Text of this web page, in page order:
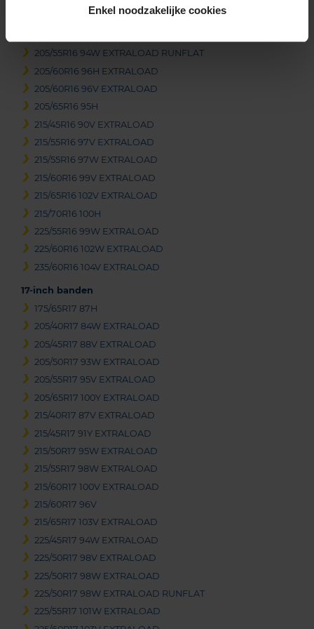
Enkel noodzakelijke cookies
205/55R16 94H EXTRALOAD
205/55R16 94W EXTRALOAD RUNFLAT
205/60R16 96H EXTRALOAD
205/60R16 96V EXTRALOAD
205/65R16 95H
215/45R16 90V EXTRALOAD
215/55R16 97V EXTRALOAD
215/55R16 97W EXTRALOAD
215/60R16 99V EXTRALOAD
215/65R16 102V EXTRALOAD
215/70R16 100H
225/55R16 99W EXTRALOAD
225/60R16 102W EXTRALOAD
235/60R16 104V EXTRALOAD
17-inch banden
175/65R17 87H
205/40R17 84W EXTRALOAD
205/45R17 88V EXTRALOAD
205/50R17 93W EXTRALOAD
205/55R17 95V EXTRALOAD
205/65R17 100Y EXTRALOAD
215/40R17 87V EXTRALOAD
215/45R17 91Y EXTRALOAD
215/50R17 95W EXTRALOAD
215/55R17 98W EXTRALOAD
215/60R17 100V EXTRALOAD
215/60R17 96V
215/65R17 103V EXTRALOAD
225/45R17 94W EXTRALOAD
225/50R17 98V EXTRALOAD
225/50R17 98W EXTRALOAD
225/50R17 98W EXTRALOAD RUNFLAT
225/55R17 101W EXTRALOAD